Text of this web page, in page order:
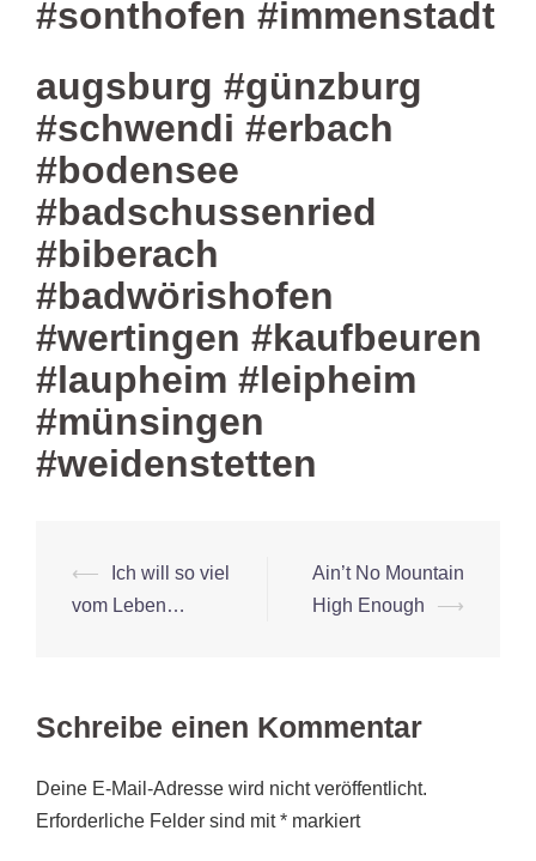
#sonthofen #immenstadt
augsburg #günzburg
#schwendi #erbach
#bodensee
#badschussenried
#biberach
#badwörishofen
#wertingen #kaufbeuren
#laupheim #leipheim
#münsingen
#weidenstetten
Beitrags-
Navigation
⟵
Ich will so viel
vom Leben…
Ain’t No Mountain
High Enough
⟶
Schreibe einen Kommentar
Deine E-Mail-Adresse wird nicht veröffentlicht.
Erforderliche Felder sind mit* markiert